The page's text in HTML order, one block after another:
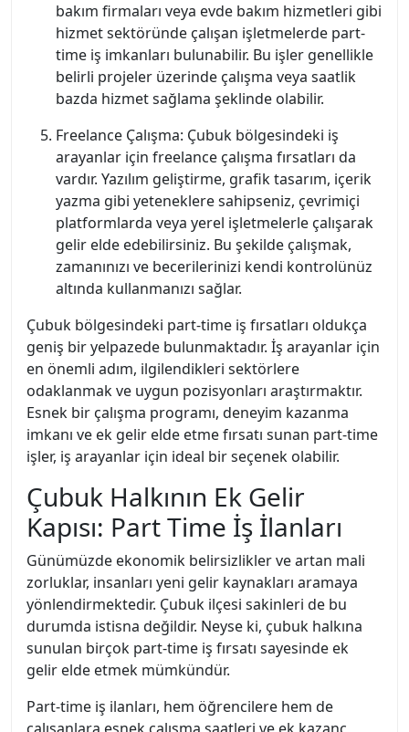
bakım firmaları veya evde bakım hizmetleri gibi
hizmet sektöründe çalışan işletmelerde part-
time iş imkanları bulunabilir. Bu işler genellikle
belirli projeler üzerinde çalışma veya saatlik
bazda hizmet sağlama şeklinde olabilir.
Freelance Çalışma: Çubuk bölgesindeki iş
arayanlar için freelance çalışma fırsatları da
vardır. Yazılım geliştirme, grafik tasarım, içerik
yazma gibi yeteneklere sahipseniz, çevrimiçi
platformlarda veya yerel işletmelerle çalışarak
gelir elde edebilirsiniz. Bu şekilde çalışmak,
zamanınızı ve becerilerinizi kendi kontrolünüz
altında kullanmanızı sağlar.
Çubuk bölgesindeki part-time iş fırsatları oldukça
geniş bir yelpazede bulunmaktadır. İş arayanlar için
en önemli adım, ilgilendikleri sektörlere
odaklanmak ve uygun pozisyonları araştırmaktır.
Esnek bir çalışma programı, deneyim kazanma
imkanı ve ek gelir elde etme fırsatı sunan part-time
işler, iş arayanlar için ideal bir seçenek olabilir.
Çubuk Halkının Ek Gelir
Kapısı: Part Time İş İlanları
Günümüzde ekonomik belirsizlikler ve artan mali
zorluklar, insanları yeni gelir kaynakları aramaya
yönlendirmektedir. Çubuk ilçesi sakinleri de bu
durumda istisna değildir. Neyse ki, çubuk halkına
sunulan birçok part-time iş fırsatı sayesinde ek
gelir elde etmek mümkündür.
Part-time iş ilanları, hem öğrencilere hem de